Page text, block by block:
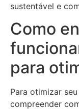
sustentável e
Como
para
Para otimizar
compreender